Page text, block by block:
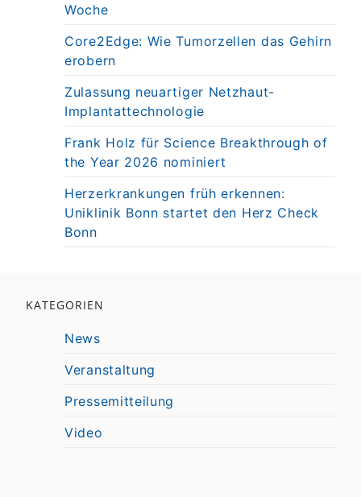
Woche
Core2Edge: Wie Tumorzellen das Gehirn
erobern
Zulassung neuartiger Netzhaut-
Implantattechnologie
Frank Holz für Science Breakthrough of
the Year 2026 nominiert
Herzerkrankungen früh erkennen:
Uniklinik Bonn startet den Herz Check
Bonn
KATEGORIEN
News
Veranstaltung
Pressemitteilung
Video